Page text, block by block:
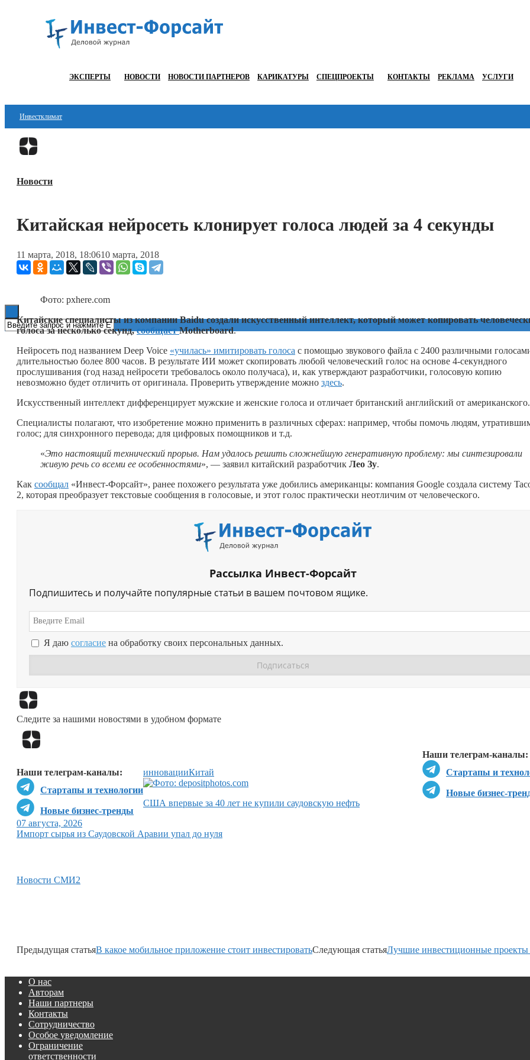
ЭКСПЕРТЫ НОВОСТИ НОВОСТИ ПАРТНЕРОВ КАРИКАТУРЫ СПЕЦПРОЕКТЫ КОНТАКТЫ РЕКЛАМА УСЛУГИ
Инвестклимат
Финансы
Блокчейн
ESG
Новости
Китайская нейросеть клонирует голоса людей за 4 секунды
11 марта, 2018, 18:0610 марта, 2018
Фото: pxhere.com
Китайские специалисты из компании Baidu создали искусственный интеллект, который может копировать
голоса за несколько секунд,сообщаетMotherboard.
Нейросеть под названием Deep Voice «училась» имитировать голоса с помощью звукового файла с 2400 различными
длительностью более 800 часов. В результате ИИ может скопировать любой человеческий голос на основе 4-секундного
прослушивания (год назад нейросети требовалось около получаса), и, как утверждают разработчики, голосовую копию
невозможно будет отличить от оригинала. Проверить утверждение можно здесь.
Искусственный интеллект дифференцирует мужские и женские голоса и отличает британский английский от американского.
Специалисты полагают, что изобретение можно применить в различных сферах: например, чтобы помочь людям,
голос; для синхронного перевода; для цифровых помощников и т.д.
«Это настоящий технический прорыв. Нам удалось решить сложнейшую генеративную проблему: мы синтезировали
живую речь со всеми ее особенностями», — заявил китайский разработчик Лео Зу.
Как сообщал «Инвест-Форсайт», ранее похожего результата уже добились американцы: компания Google создала систему
2, которая преобразует текстовые сообщения в голосовые, и этот голос практически неотличим от человеческого.
Рассылка Инвест-Форсайт
Подпишитесь и получайте популярные статьи в вашем почтовом ящике.
Я даю согласие на обработку своих персональных данных.
Следите за нашими новостями в удобном формате
Наши телеграм-каналы:
Стартапы и
Новые бизнес-
Наши телеграм-каналы:
Стартапы и технологии
Новые бизнес-тренды
инновацииКитай
США впервые за 40 лет не купили саудовскую нефть
07 августа, 2026
Импорт сырья из Саудовской Аравии упал до нуля
Новости СМИ2
Предыдущая статьяВ какое мобильное приложение стоит инвестироватьСледующая статьяЛучшие инвестиционные проекты
О нас
Авторам
Наши партнеры
Контакты
Сотрудничество
Особое уведомление
Ограничение
ответственности